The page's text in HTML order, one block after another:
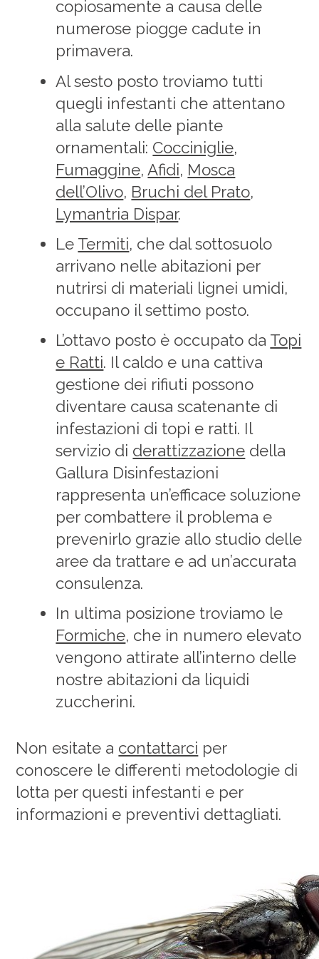
copiosamente a causa delle
numerose piogge cadute in
primavera.
Al sesto posto troviamo tutti
quegli infestanti che attentano
alla salute delle piante
ornamentali: Cocciniglie,
Fumaggine, Afidi, Mosca
dell’Olivo, Bruchi del Prato,
Lymantria Dispar.
Le Termiti, che dal sottosuolo
arrivano nelle abitazioni per
nutrirsi di materiali lignei umidi,
occupano il settimo posto.
L’ottavo posto è occupato da Topi
e Ratti. Il caldo e una cattiva
gestione dei rifiuti possono
diventare causa scatenante di
infestazioni di topi e ratti. Il
servizio di derattizzazione della
Gallura Disinfestazioni
rappresenta un’efficace soluzione
per combattere il problema e
prevenirlo grazie allo studio delle
aree da trattare e ad un’accurata
consulenza.
In ultima posizione troviamo le
Formiche, che in numero elevato
vengono attirate all’interno delle
nostre abitazioni da liquidi
zuccherini.
Non esitate a contattarci per
conoscere le differenti metodologie di
lotta per questi infestanti e per
informazioni e preventivi dettagliati.